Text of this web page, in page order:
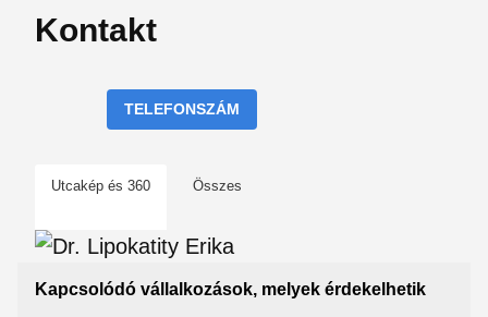
Kontakt
TELEFONSZÁM
Utcakép és 360 Összes
Kapcsolódó vállalkozások, melyek érdekelhetik